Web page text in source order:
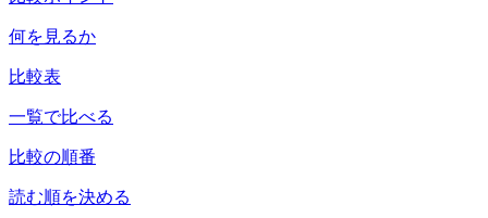
何を見るか
比較表
一覧で比べる
比較の順番
読む順を決める